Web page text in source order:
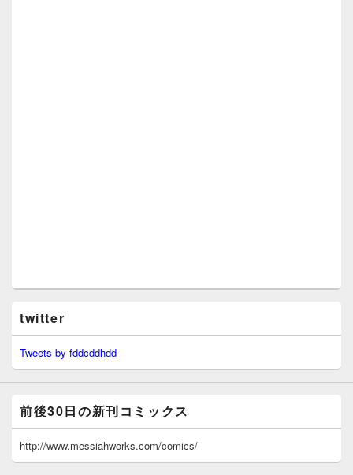
twitter
Tweets by fddcddhdd
前後30日の新刊コミックス
http://www.messiahworks.com/comics/